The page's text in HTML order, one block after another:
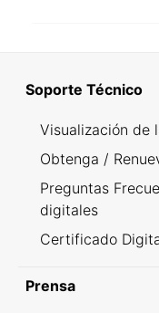
Soporte Técnico
Visualización de
Obtenga /
Preguntas
digitales
Certificado
Prensa